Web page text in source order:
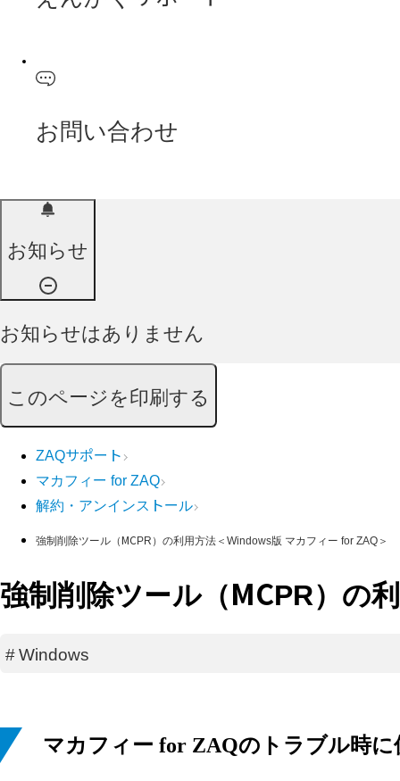
お問い合わせ
お知らせ
お知らせはありません
このページを印刷する
ZAQサポート
マカフィー for ZAQ
解約・アンインストール
強制削除ツール（MCPR）の利用方法＜Windows版 マカフィー for ZAQ＞
強制削除ツール（MCPR）の
#Windows
マカフィー for ZAQのトラブル時に